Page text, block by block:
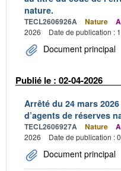
nature.
TECL2606926A Nature
2026
Date de publication :
Document principal
Publié le : 02-04-2026
Arrêté du 24 mars
d’agents de réserves
TECL2606927A Nature
2026
Date de publication :
Document principal